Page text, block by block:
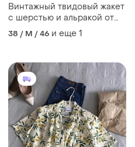
Винтажный твидовый жакет
с шерстью и альракой от
eastex
38 / M / 46 и еще 1